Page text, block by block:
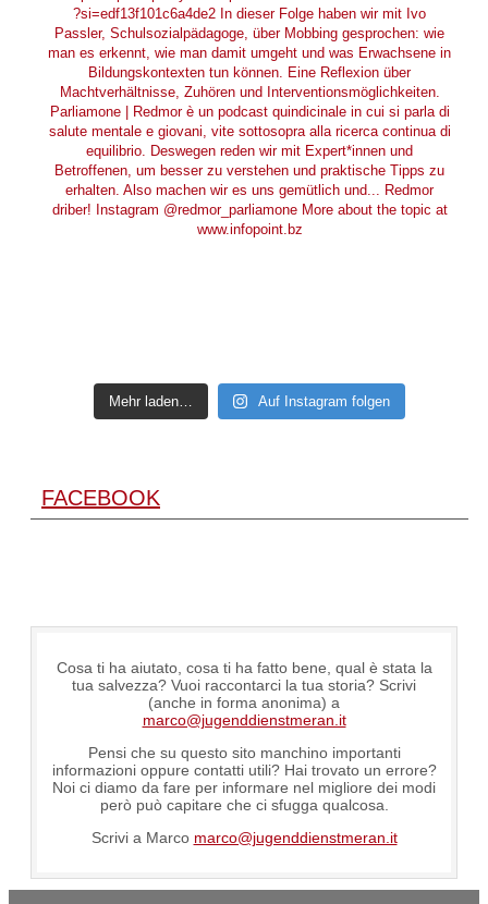
Mehr laden… Auf Instagram folgen
FACEBOOK
Cosa ti ha aiutato, cosa ti ha fatto bene, qual è stata la
tua salvezza? Vuoi raccontarci la tua storia? Scrivi
(anche in forma anonima) a
marco@jugenddienstmeran.it
Pensi che su questo sito manchino importanti
informazioni oppure contatti utili? Hai trovato un errore?
Noi ci diamo da fare per informare nel migliore dei modi
però può capitare che ci sfugga qualcosa.
Scrivi a Marco marco@jugenddienstmeran.it